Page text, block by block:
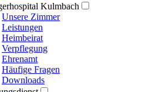
Kulmbach
Unsere Zimmer
Leistungen
Heimbeirat
Verpflegung
Ehrenamt
Häufige Fragen
Downloads